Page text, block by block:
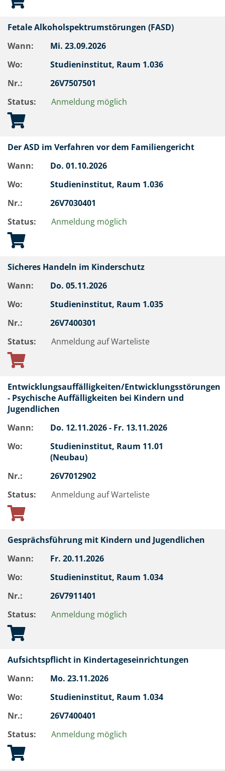
Fetale Alkoholspektrumstörungen (FASD)
Wann:
Mi. 23.09.2026
Wo:
Studieninstitut, Raum 1.036
Nr.:
26V7507501
Status:
Anmeldung möglich
Der ASD im Verfahren vor dem Familiengericht
Wann:
Do. 01.10.2026
Wo:
Studieninstitut, Raum 1.036
Nr.:
26V7030401
Status:
Anmeldung möglich
Sicheres Handeln im Kinderschutz
Wann:
Do. 05.11.2026
Wo:
Studieninstitut, Raum 1.035
Nr.:
26V7400301
Status:
Anmeldung auf Warteliste
Entwicklungsauffälligkeiten/Entwicklungsstörungen
- Psychische Auffälligkeiten bei Kindern und
Jugendlichen
Wann:
Do. 12.11.2026 - Fr. 13.11.2026
Wo:
Studieninstitut, Raum 11.01
(Neubau)
Nr.:
26V7012902
Status:
Anmeldung auf Warteliste
Gesprächsführung mit Kindern und Jugendlichen
Wann:
Fr. 20.11.2026
Wo:
Studieninstitut, Raum 1.034
Nr.:
26V7911401
Status:
Anmeldung möglich
Aufsichtspflicht in Kindertageseinrichtungen
Wann:
Mo. 23.11.2026
Wo:
Studieninstitut, Raum 1.034
Nr.:
26V7400401
Status:
Anmeldung möglich